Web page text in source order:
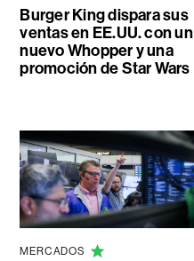
Burger King dispara sus
ventas en EE.UU. con un
nuevo Whopper y una
promoción de Star Wars
MERCADOS